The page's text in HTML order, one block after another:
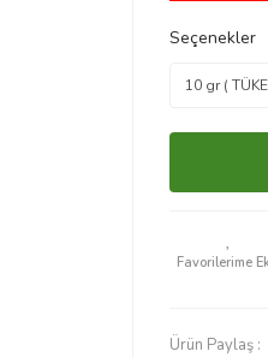
Seçenekler
Ürün Paylaş :